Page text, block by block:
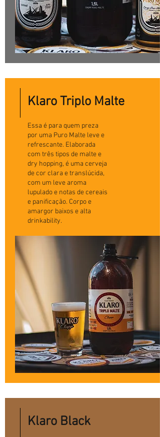
Klaro Triplo Malte
Essa é para quem preza
por uma Puro Malte leve e
refrescante. Elaborada
com três tipos de malte e
dry hopping, é uma cerveja
de cor clara e translúcida,
com um leve aroma
lupulado e notas de cereais
e panificação. Corpo e
amargor baixos e alta
drinkability.
Klaro Black